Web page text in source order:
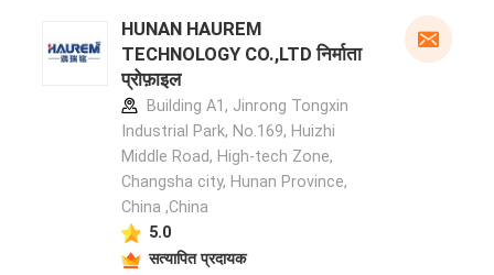
HUNAN HAUREM
TECHNOLOGY CO.,LTD निर्माता
प्रोफ़ाइल
Building A1, Jinrong Tongxin
Industrial Park, No.169, Huizhi
Middle Road, High-tech Zone,
Changsha city, Hunan Province,
China ,China
5.0
सत्यापित प्रदायक